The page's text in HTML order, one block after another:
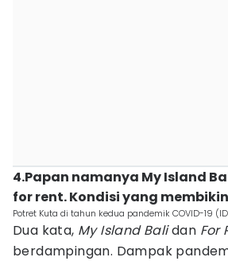
4.Papan namanya My Island
for rent. Kondisi yang
Potret Kuta di tahun kedua pandemik COVID-19
Dua kata, My Island Balidan For
berdampingan. Dampak